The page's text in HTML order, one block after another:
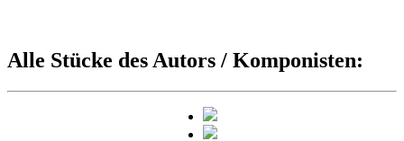
Alle Stücke des Autors / Komponisten: